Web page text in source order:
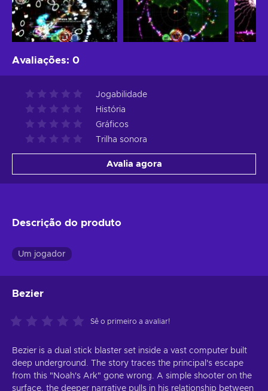
Avaliações: 0
Jogabilidade
História
Gráficos
Trilha sonora
Avalia agora
Descrição do produto
Um jogador
Bezier
Sê o primeiro a avaliar!
Bezier is a dual stick blaster set inside a vast computer built
deep underground. The story traces the principal's escape
from this "Noah's Ark" gone wrong. A simple shooter on the
surface, the deeper narrative pulls in his relationship between